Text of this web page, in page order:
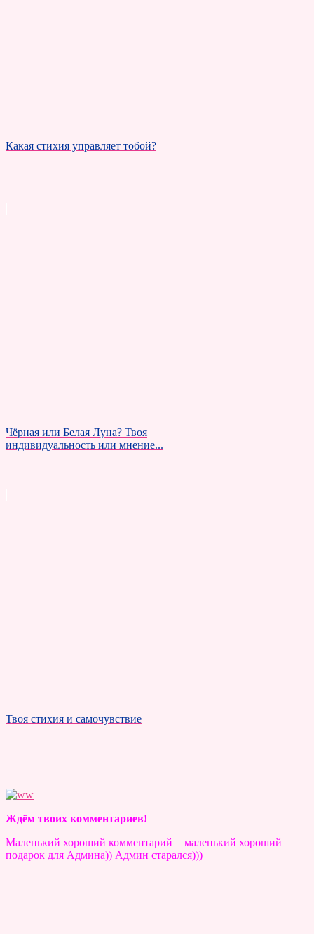
Какая стихия управляет тобой?
Чёрная или Белая Луна? Твоя
индивидуальность или мнение...
Твоя стихия и самочувствие
Ждём твоих комментариев!
Маленький хороший комментарий = маленький хороший
подарок для Админа)) Админ старался)))